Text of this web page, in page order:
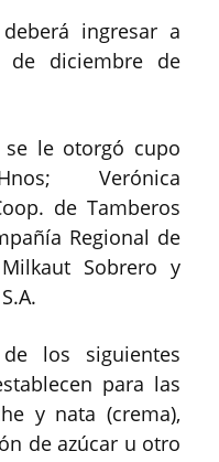
ingresar a
de diciembre de
le otorgó cupo
Verónica
de Tamberos
Regional de
Sobrero y
los siguientes
para las
y nata (crema),
de azúcar u otro